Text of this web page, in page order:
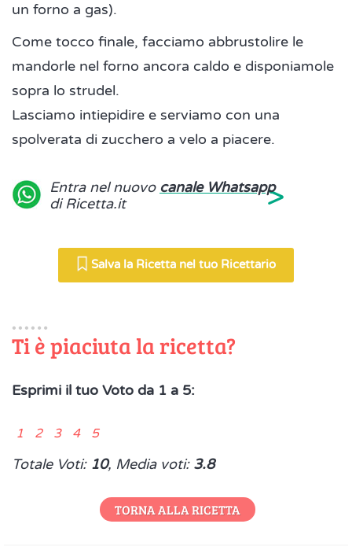
un forno a gas).
Come tocco finale, facciamo abbrustolire le
mandorle nel forno ancora caldo e disponiamole
sopra lo strudel.
Lasciamo intiepidire e serviamo con una
spolverata di zucchero a velo a piacere.
Entra nel nuovo canale Whatsapp
di Ricetta.it
>
Salva la Ricetta nel tuo Ricettario
Ti è piaciuta la ricetta?
Esprimi il tuo Voto da 1 a 5:
1 2 3 4 5
Totale Voti: 10, Media voti: 3.8
TORNA ALLA RICETTA